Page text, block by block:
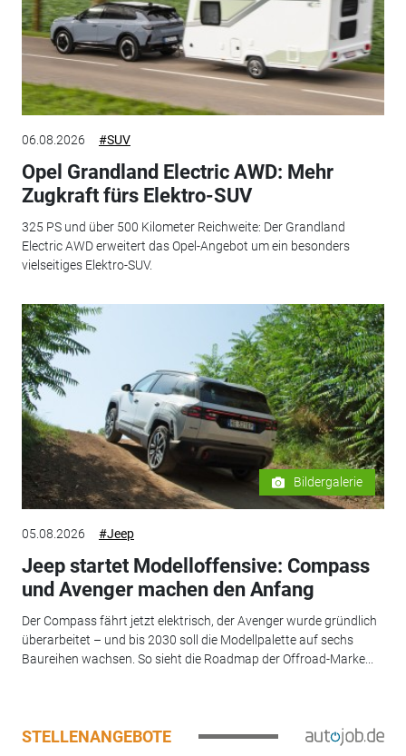
06.08.2026 #SUV
Opel Grandland Electric AWD: Mehr
Zugkraft fürs Elektro-SUV
325 PS und über 500 Kilometer Reichweite: Der Grandland
Electric AWD erweitert das Opel-Angebot um ein besonders
vielseitiges Elektro-SUV.
Bildergalerie
05.08.2026 #Jeep
Jeep startet Modelloffensive: Compass
und Avenger machen den Anfang
Der Compass fährt jetzt elektrisch, der Avenger wurde gründlich
überarbeitet – und bis 2030 soll die Modellpalette auf sechs
Baureihen wachsen. So sieht die Roadmap der Offroad-Marke...
STELLENANGEBOTE